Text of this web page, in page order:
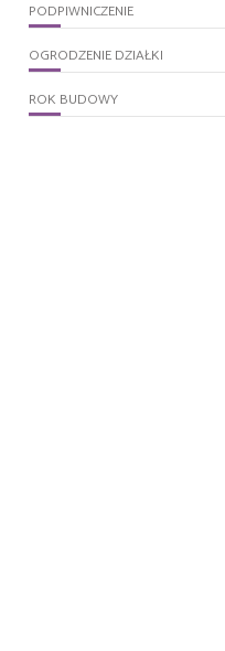
PODPIWNICZENIE
OGRODZENIE DZIAŁKI
ROK BUDOWY